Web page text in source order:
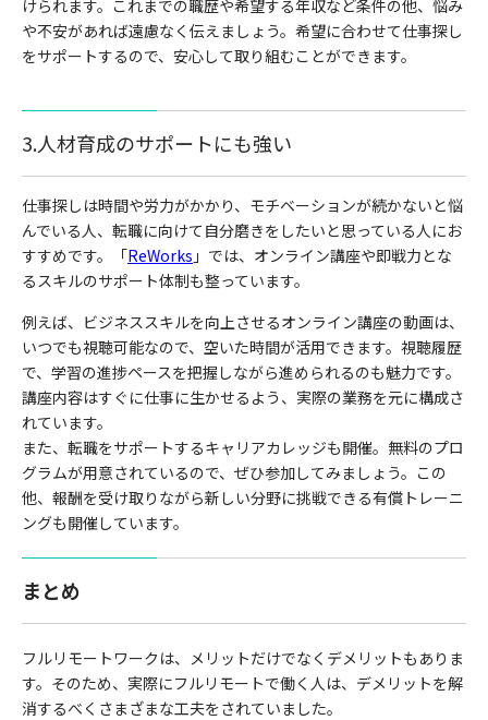
けられます。これまでの職歴や希望する年収など条件の他、悩み
や不安があれば遠慮なく伝えましょう。希望に合わせて仕事探し
をサポートするので、安心して取り組むことができます。
3.人材育成のサポートにも強い
仕事探しは時間や労力がかかり、モチベーションが続かないと悩
んでいる人、転職に向けて自分磨きをしたいと思っている人にお
すすめです。「ReWorks 」では、オンライン講座や即戦力とな
るスキルのサポート体制も整っています。
例えば、ビジネススキルを向上させるオンライン講座の動画は、
いつでも視聴可能なので、空いた時間が活用できます。視聴履歴
で、学習の進捗ペースを把握しながら進められるのも魅力です。
講座内容はすぐに仕事に生かせるよう、実際の業務を元に構成さ
れています。
また、転職をサポートするキャリアカレッジも開催。無料のプロ
グラムが用意されているので、ぜひ参加してみましょう。この
他、報酬を受け取りながら新しい分野に挑戦できる有償トレーニ
ングも開催しています。
まとめ
フルリモートワークは、メリットだけでなくデメリットもありま
す。そのため、実際にフルリモートで働く人は、デメリットを解
消するべくさまざまな工夫をされていました。